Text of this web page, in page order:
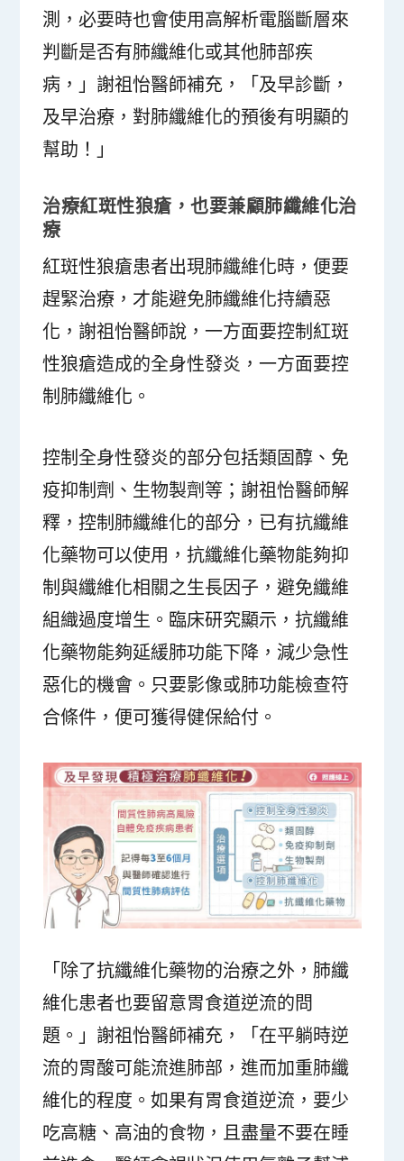
測，必要時也會使用高解析電腦斷層來
判斷是否有肺纖維化或其他肺部疾
病，」謝祖怡醫師補充，「及早診斷，
及早治療，對肺纖維化的預後有明顯的
幫助！」
治療紅斑性狼瘡，也要兼顧肺纖維化治
療
紅斑性狼瘡患者出現肺纖維化時，便要
趕緊治療，才能避免肺纖維化持續惡
化，謝祖怡醫師說，一方面要控制紅斑
性狼瘡造成的全身性發炎，一方面要控
制肺纖維化。
控制全身性發炎的部分包括類固醇、免
疫抑制劑、生物製劑等；謝祖怡醫師解
釋，控制肺纖維化的部分，已有抗纖維
化藥物可以使用，抗纖維化藥物能夠抑
制與纖維化相關之生長因子，避免纖維
組織過度增生。臨床研究顯示，抗纖維
化藥物能夠延緩肺功能下降，減少急性
惡化的機會。只要影像或肺功能檢查符
合條件，便可獲得健保給付。
「除了抗纖維化藥物的治療之外，肺纖
維化患者也要留意胃食道逆流的問
題。」謝祖怡醫師補充，「在平躺時逆
流的胃酸可能流進肺部，進而加重肺纖
維化的程度。如果有胃食道逆流，要少
吃高糖、高油的食物，且盡量不要在睡